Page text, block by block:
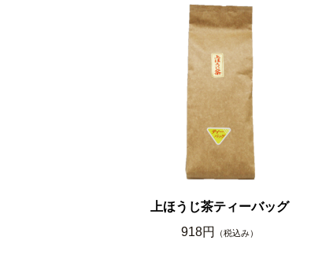
上ほうじ茶ティーバッグ
918円
（税込み）